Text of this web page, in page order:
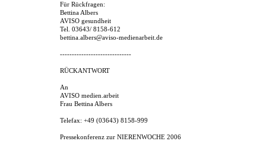
Für Rückfragen:
Bettina Albers
AVISO gesundheit
Tel. 03643/ 8158-612
bettina.albers@aviso-medienarbeit.de
------------------------------
RÜCKANTWORT
An
AVISO medien.arbeit
Frau Bettina Albers
Telefax: +49 (03643) 8158-999
Pressekonferenz zur NIERENWOCHE 2006